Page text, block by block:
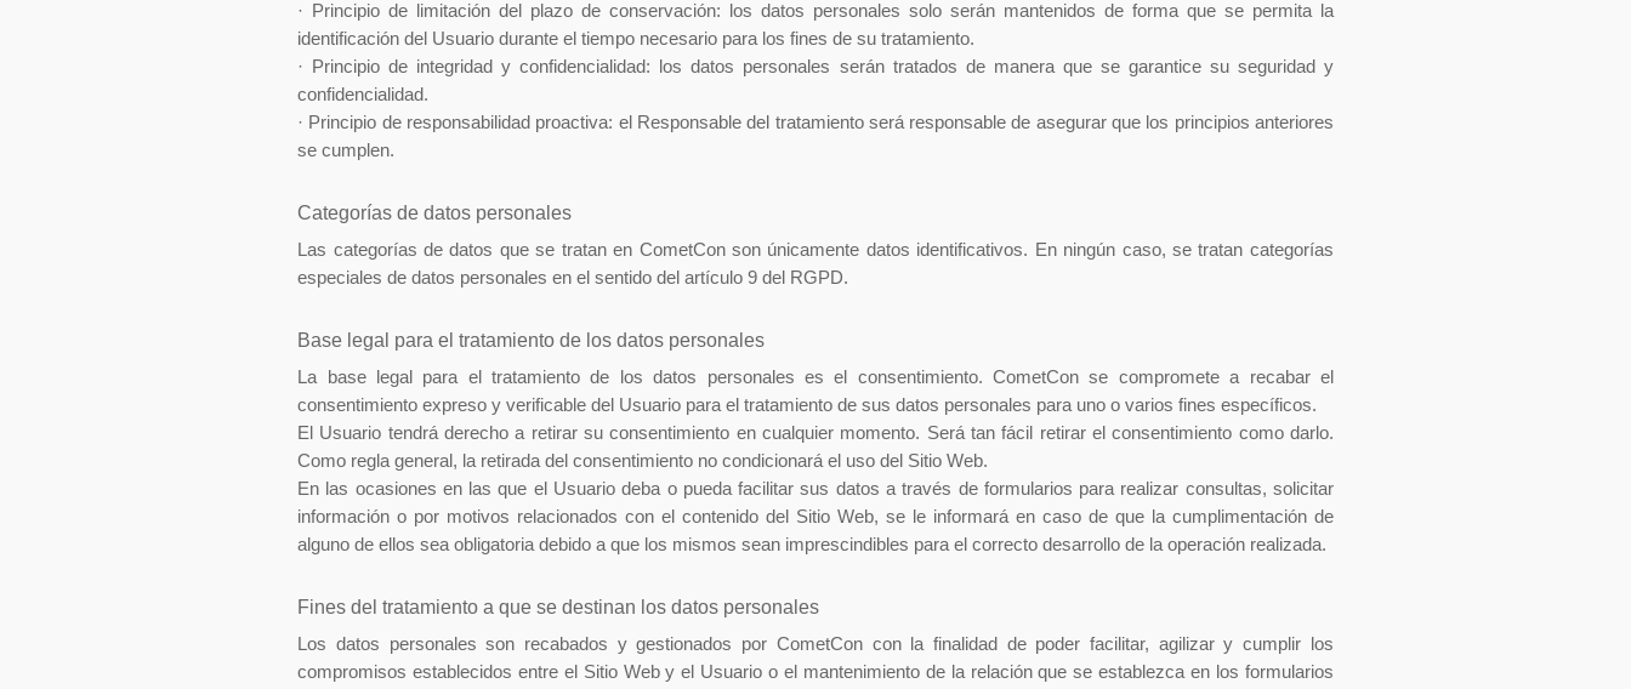
·
Principio de limitación del plazo de conservación: los datos personales solo serán mantenidos de forma que se permita la
identificación del Usuario durante el tiempo necesario para los fines de su tratamiento.
·
Principio de integridad y confidencialidad: los datos personales serán tratados de manera que se garantice su seguridad y
confidencialidad.
· Principio de responsabilidad proactiva: el Responsable del tratamiento será responsable de asegurar que los principios anteriores
se cumplen.
Categorías de datos personales
Las categorías de datos que se tratan en CometCon son únicamente datos identificativos. En ningún caso, se tratan categorías
especiales de datos personales en el sentido del artículo 9 del RGPD.
Base legal para el tratamiento de los datos personales
La base legal para el tratamiento de los datos personales es el consentimiento. CometCon se compromete a recabar el
consentimiento expreso y verificable del Usuario para el tratamiento de sus datos personales para uno o varios fines específicos.
El Usuario tendrá derecho a retirar su consentimiento en cualquier momento. Será tan fácil retirar el consentimiento como darlo.
Como regla general, la retirada del consentimiento no condicionará el uso del Sitio Web.
En las ocasiones en las que el Usuario deba o pueda facilitar sus datos a través de formularios para realizar consultas, solicitar
información o por motivos relacionados con el contenido del Sitio Web, se le informará en caso de que la cumplimentación de
alguno de ellos sea obligatoria debido a que los mismos sean imprescindibles para el correcto desarrollo de la operación realizada.
Fines del tratamiento a que se destinan los datos personales
Los datos personales son recabados y gestionados por CometCon con la finalidad de poder facilitar, agilizar y cumplir los
compromisos establecidos entre el Sitio Web y el Usuario o el mantenimiento de la relación que se establezca en los formularios